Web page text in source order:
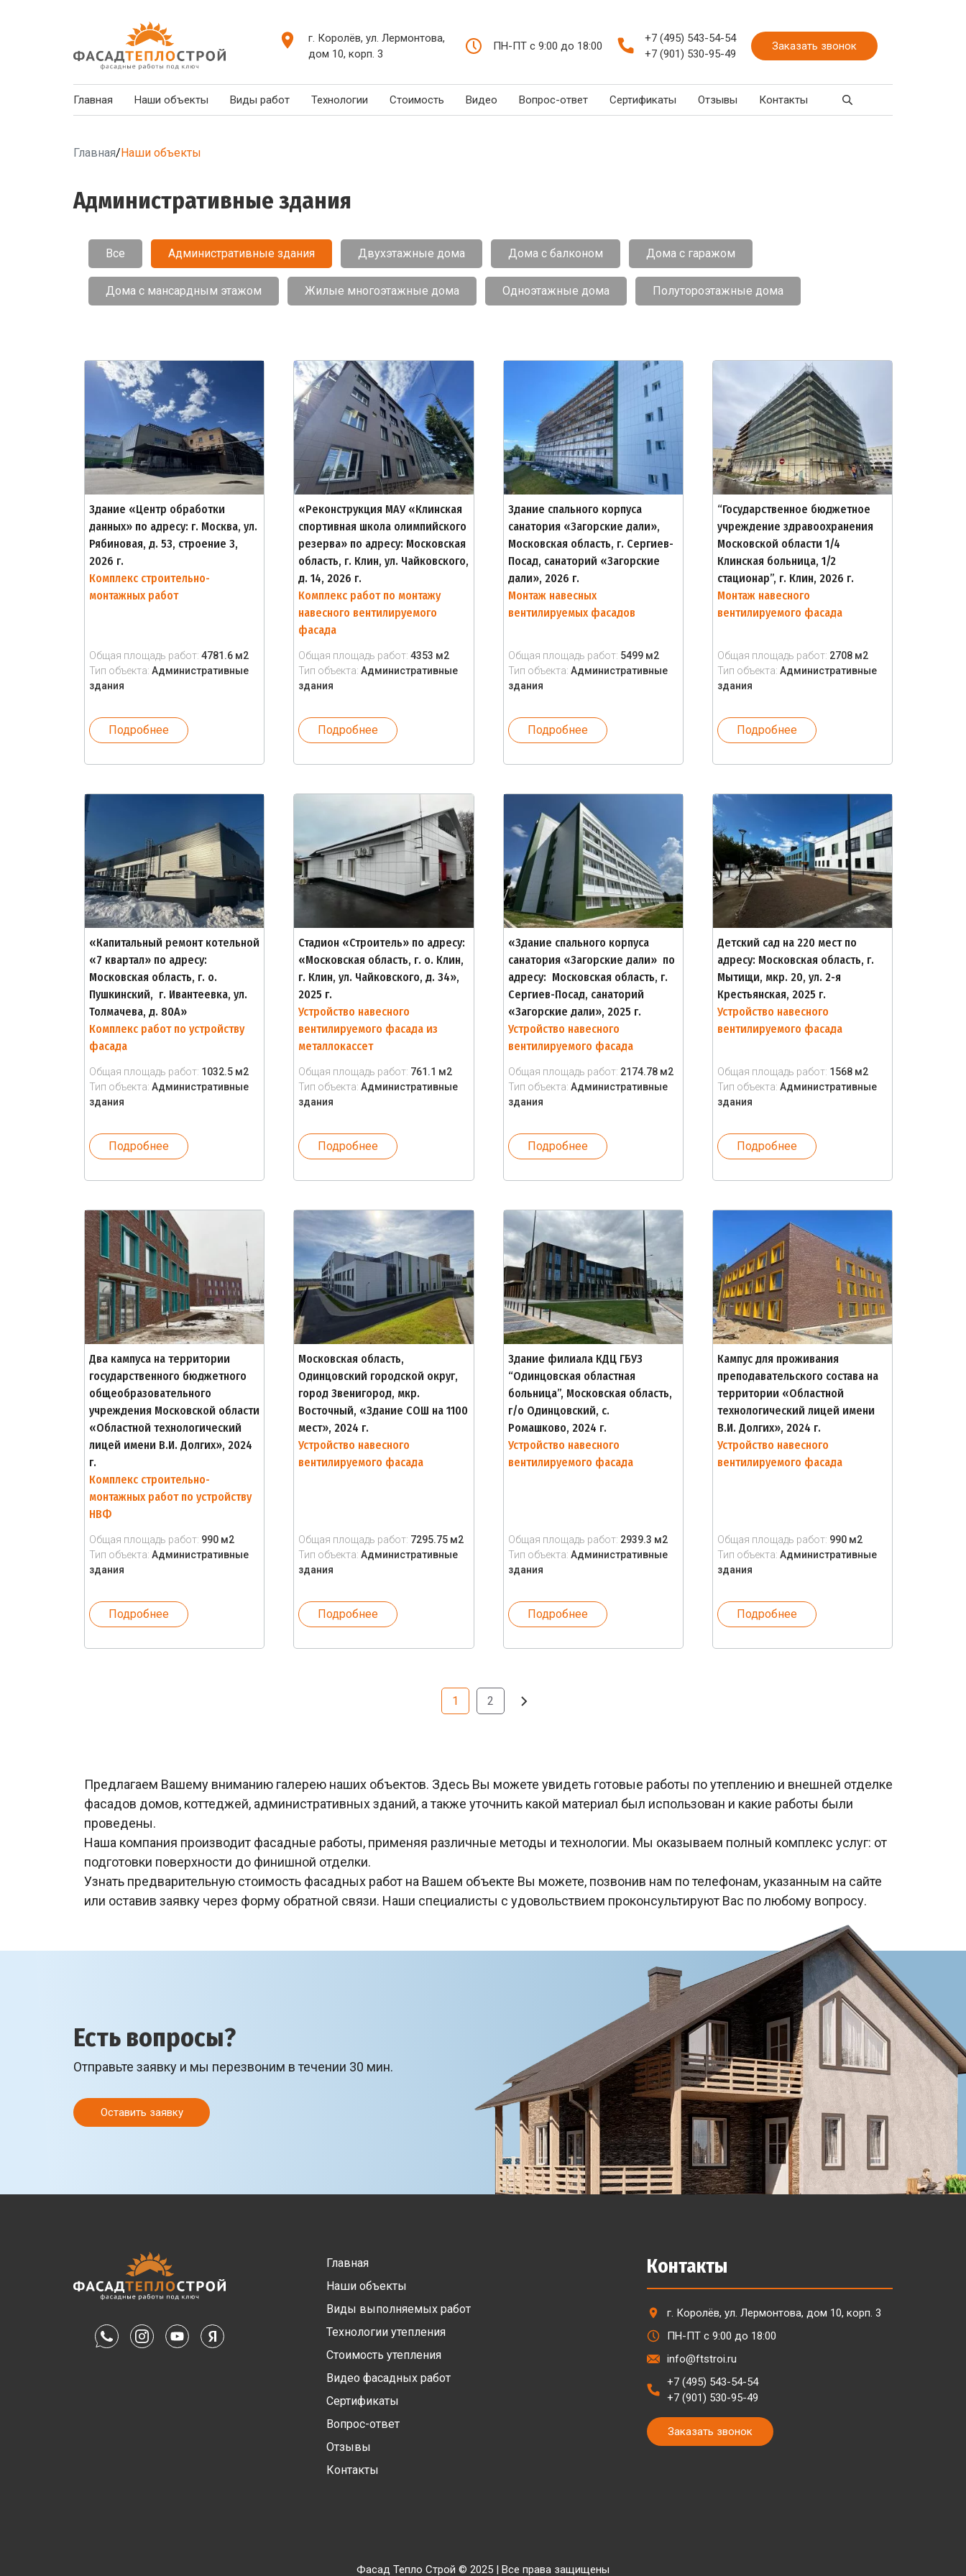
г. Королёв, ул. Лермонтова,
дом 10, корп. 3
ПН-ПТ с 9:00 до 18:00
+7 (495) 543-54-54
+7 (901) 530-95-49
Заказать звонок
Главная Наши объекты Виды работ Технологии Стоимость Видео Вопрос-ответ Сертификаты Отзывы Контакты
Главная/Наши объекты
Административные здания
Все Административные здания Двухэтажные дома Дома с балконом Дома с гаражом
Дома с мансардным этажом Жилые многоэтажные дома Одноэтажные дома Полутороэтажные дома
Здание «Центр обработки
данных» по адресу: г. Москва, ул.
Рябиновая, д. 53, строение 3,
2026 г.
Комплекс строительно-
монтажных работ
Общая площадь работ: 4781.6 м2
Тип объекта: Административные
здания
Подробнее
«Реконструкция МАУ «Клинская
спортивная школа олимпийского
резерва» по адресу: Московская
область, г. Клин, ул. Чайковского,
д. 14, 2026 г.
Комплекс работ по монтажу
навесного вентилируемого
фасада
Общая площадь работ:4353 м2
Тип объекта:Административные
здания
Подробнее
Здание спального корпуса
санатория «Загорские дали»,
Московская область, г. Сергиев-
Посад, санаторий «Загорские
дали», 2026 г.
Монтаж навесных
вентилируемых фасадов
Общая площадь работ: 5499 м2
Тип объекта: Административные
здания
Подробнее
“Государственное бюджетное
учреждение здравоохранения
Московской области 1/4
Клинская больница, 1/2
стационар”, г. Клин, 2026 г.
Монтаж навесного
вентилируемого фасада
Общая площадь работ: 2708 м2
Тип объекта: Административные
здания
Подробнее
«Капитальный ремонт котельной
«7 квартал» по адресу:
Московская область, г. о.
Пушкинский, г. Ивантеевка, ул.
Толмачева, д. 80А»
Комплекс работ по устройству
фасада
Общая площадь работ: 1032.5 м2
Тип объекта: Административные
здания
Подробнее
Стадион «Строитель» по адресу:
«Московская область, г. о. Клин,
г. Клин, ул. Чайковского, д. 34»,
2025 г.
Устройство навесного
вентилируемого фасада из
металлокассет
Общая площадь работ: 761.1 м2
Тип объекта:Административные
здания
Подробнее
«Здание спального корпуса
санатория «Загорские дали» по
адресу: Московская область, г.
Сергиев-Посад, санаторий
«Загорские дали», 2025 г.
Устройство навесного
вентилируемого фасада
Общая площадь работ: 2174.78 м2
Тип объекта: Административные
здания
Подробнее
Детский сад на 220 мест по
адресу: Московская область, г.
Мытищи, мкр. 20, ул. 2-я
Крестьянская, 2025 г.
Устройство навесного
вентилируемого фасада
Общая площадь работ: 1568 м2
Тип объекта: Административные
здания
Подробнее
Два кампуса на территории
государственного бюджетного
общеобразовательного
учреждения Московской области
«Областной технологический
лицей имени В.И. Долгих», 2024
г.
Комплекс строительно-
монтажных работ по устройству
НВФ
Общая площадь работ: 990 м2
Тип объекта: Административные
здания
Подробнее
Московская область,
Одинцовский городской округ,
город Звенигород, мкр.
Восточный, «Здание СОШ на 1100
мест», 2024 г.
Устройство навесного
вентилируемого фасада
Общая площадь работ: 7295.75 м2
Тип объекта:Административные
здания
Подробнее
Здание филиала КДЦ ГБУЗ
“Одинцовская областная
больница”, Московская область,
г/о Одинцовский, с.
Ромашково, 2024 г.
Устройство навесного
вентилируемого фасада
Общая площадь работ: 2939.3 м2
Тип объекта: Административные
здания
Подробнее
Кампус для проживания
преподавательского состава на
территории «Областной
технологический лицей имени
В.И. Долгих», 2024 г.
Устройство навесного
вентилируемого фасада
Общая площадь работ: 990 м2
Тип объекта: Административные
здания
Подробнее
1 2
Предлагаем Вашему вниманию галерею наших объектов. Здесь Вы можете увидеть готовые работы по утеплению и внешней отделке
фасадов домов, коттеджей, административных зданий, а также уточнить какой материал был использован и какие работы были
проведены.
Наша компания производит фасадные работы, применяя различные методы и технологии. Мы оказываем полный комплекс услуг: от
подготовки поверхности до финишной отделки.
Узнать предварительную стоимость фасадных работ на Вашем объекте Вы можете, позвонив нам по телефонам, указанным на сайте
или оставив заявку через форму обратной связи. Наши специалисты с удовольствием проконсультируют Вас по любому вопросу.
Есть вопросы?
Отправьте заявку и мы перезвоним в течении 30 мин.
Оставить заявку
Главная
Наши объекты
Виды выполняемых работ
Технологии утепления
Стоимость утепления
Видео фасадных работ
Сертификаты
Вопрос-ответ
Отзывы
Контакты
Контакты
г. Королёв, ул. Лермонтова, дом 10, корп. 3
ПН-ПТ с 9:00 до 18:00
info@ftstroi.ru
+7 (495) 543-54-54
+7 (901) 530-95-49
Заказать звонок
Фасад Тепло Строй © 2025 | Все права защищены